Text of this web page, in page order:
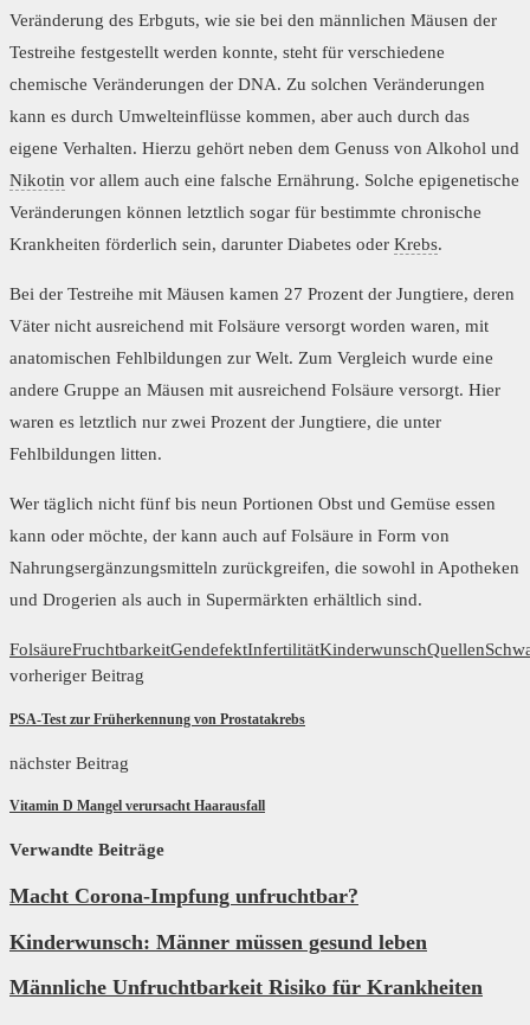
Veränderung des Erbguts, wie sie bei den männlichen Mäusen der
Testreihe festgestellt werden konnte, steht für verschiedene
chemische Veränderungen der DNA. Zu solchen Veränderungen
kann es durch Umwelteinflüsse kommen, aber auch durch das
eigene Verhalten. Hierzu gehört neben dem Genuss von Alkohol und
Nikotin vor allem auch eine falsche Ernährung. Solche epigenetische
Veränderungen können letztlich sogar für bestimmte chronische
Krankheiten förderlich sein, darunter Diabetes oder Krebs.
Bei der Testreihe mit Mäusen kamen 27 Prozent der Jungtiere, deren
Väter nicht ausreichend mit Folsäure versorgt worden waren, mit
anatomischen Fehlbildungen zur Welt. Zum Vergleich wurde eine
andere Gruppe an Mäusen mit ausreichend Folsäure versorgt. Hier
waren es letztlich nur zwei Prozent der Jungtiere, die unter
Fehlbildungen litten.
Wer täglich nicht fünf bis neun Portionen Obst und Gemüse essen
kann oder möchte, der kann auch auf Folsäure in Form von
Nahrungsergänzungsmitteln zurückgreifen, die sowohl in Apotheken
und Drogerien als auch in Supermärkten erhältlich sind.
FolsäureFruchtbarkeitGendefektInfertilitätKinderwunschQuellen
vorheriger Beitrag
PSA-Test zur Früherkennung von Prostatakrebs
nächster Beitrag
Vitamin D Mangel verursacht Haarausfall
Verwandte Beiträge
Macht Corona-Impfung unfruchtbar?
Kinderwunsch: Männer müssen gesund leben
Männliche Unfruchtbarkeit Risiko für Krankheiten